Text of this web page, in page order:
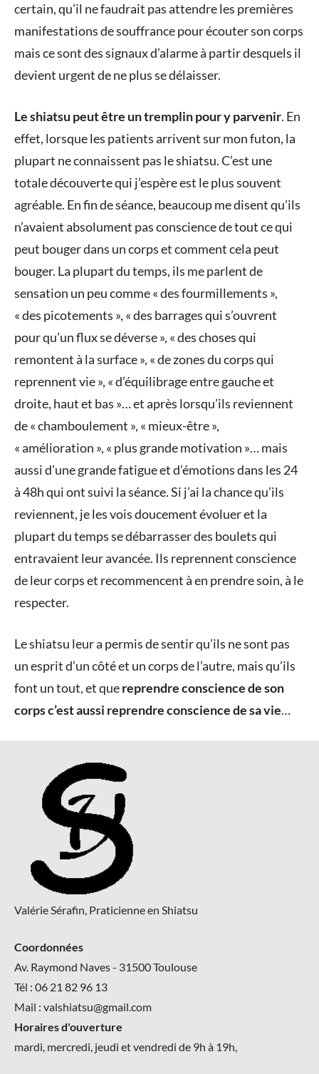
certain, qu’il ne faudrait pas attendre les premières
manifestations de souffrance pour écouter son corps
mais ce sont des signaux d’alarme à partir desquels il
devient urgent de ne plus se délaisser.
Le shiatsu peut être un tremplin pour y parvenir. En
effet, lorsque les patients arrivent sur mon futon, la
plupart ne connaissent pas le shiatsu. C’est une
totale découverte qui j’espère est le plus souvent
agréable. En fin de séance, beaucoup me disent qu’ils
n’avaient absolument pas conscience de tout ce qui
peut bouger dans un corps et comment cela peut
bouger. La plupart du temps, ils me parlent de
sensation un peu comme « des fourmillements »,
« des picotements », « des barrages qui s’ouvrent
pour qu’un flux se déverse », « des choses qui
remontent à la surface », « de zones du corps qui
reprennent vie », « d’équilibrage entre gauche et
droite, haut et bas »… et après lorsqu’ils reviennent
de « chamboulement », « mieux-être »,
« amélioration », « plus grande motivation »… mais
aussi d’une grande fatigue et d’émotions dans les 24
à 48h qui ont suivi la séance. Si j’ai la chance qu’ils
reviennent, je les vois doucement évoluer et la
plupart du temps se débarrasser des boulets qui
entravaient leur avancée. Ils reprennent conscience
de leur corps et recommencent à en prendre soin, à le
respecter.
Le shiatsu leur a permis de sentir qu’ils ne sont pas
un esprit d’un côté et un corps de l’autre, mais qu’ils
font un tout, et quereprendre conscience de son
corps c’est aussi reprendre conscience de sa vie…
Detente
shiatsu
Toulouse
toulouse,
shiatsu
Shiatsu
Valérie Sérafin, Praticienne en Shiatsu
Coordonnées
Av. Raymond Naves - 31500 Toulouse
Tél : 06 21 82 96 13
Mail : valshiatsu@gmail.com
Horaires d'ouverture
mardi, mercredi, jeudi et vendredi de 9h à 19h,